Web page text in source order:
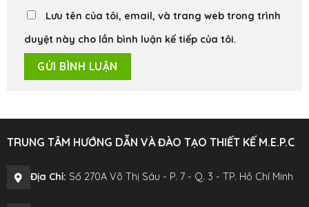
Lưu tên của tôi, email, và trang web trong trình
duyệt này cho lần bình luận kế tiếp của tôi.
TRUNG TÂM HƯỚNG DẪN VÀ ĐÀO TẠO THIẾT KẾ M.E.P.C
Địa Chỉ: Số 270A Võ Thị Sáu - P. 7 - Q. 3 - TP. Hồ Chí Minh